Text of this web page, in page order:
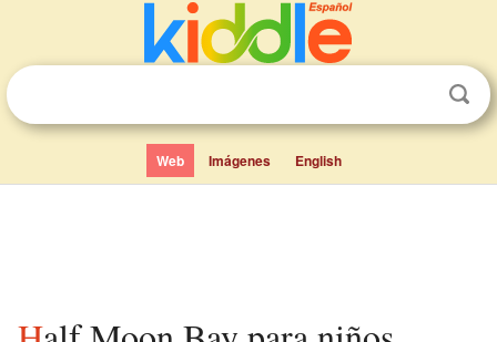
Web Imágenes English